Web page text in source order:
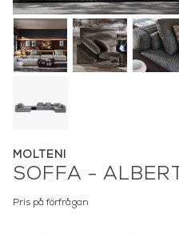
MOLTENI
SOFFA - ALBERT
Pris på förfrågan